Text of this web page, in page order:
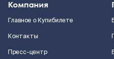
Компания
Главное о Купибилете
Контакты
Пресс-центр